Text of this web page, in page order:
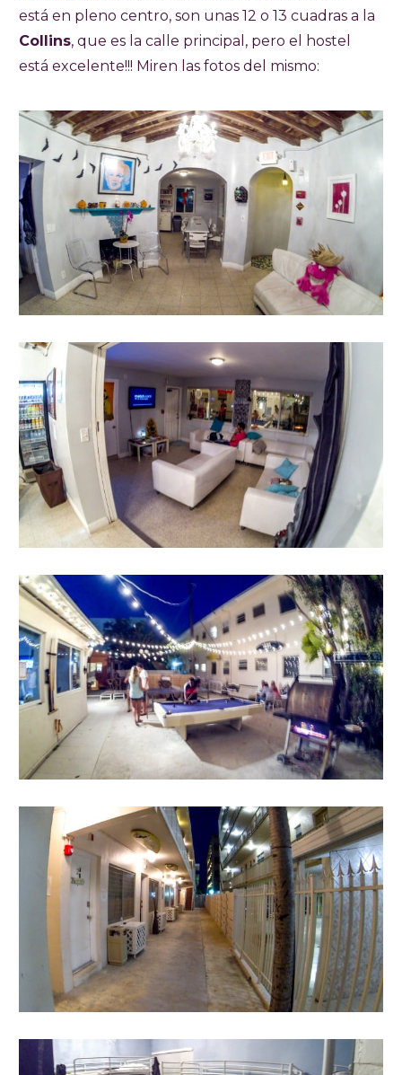
está en pleno centro, son unas 12 o 13 cuadras a la
Collins, que es la calle principal, pero el hostel
está excelente!!! Miren las fotos del mismo: